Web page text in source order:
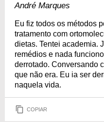
André Marques
Eu fiz todos os métodos
tratamento com
dietas. Tentei academia.
remédios e nada
derrotado. Conversando
que não era. Eu ia ser
naquela vida.
COPIAR